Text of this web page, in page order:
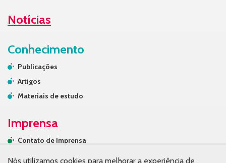
Notícias
Conhecimento
Publicações
Artigos
Materiais de estudo
Imprensa
Contato de Imprensa
Nós utilizamos cookies para melhorar a experiência de